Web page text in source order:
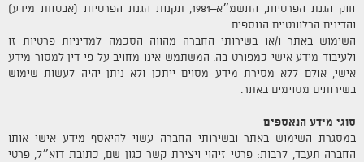
חוק הגנת הפרטיות, התשמ״א–1981, תקנות הגנת הפרטיות (אבטחת מידע)
והדינים הרלוונטיים הנוספים.
השימוש באתר ו/או בשירותי החברה מהווה הסכמה למדיניות פרטיות זו
ולעיבוד מידע אישי כמפורט בה. המשתמש אינו מחויב על פי דין למסור מידע
אישי, אולם ללא מסירת מידע מסוים ייתכן ולא ניתן יהיה לעשות שימוש
בשירותים מסוימים באתר.
סוגי מידע הנאספים
במסגרת השימוש באתר ובשירותי החברה עשוי להיאסף מידע אישי אותו
החברה תעבד, לרבות: פרטי זיהוי ויצירת קשר כגון שם, כתובת דוא״ל, פרטי